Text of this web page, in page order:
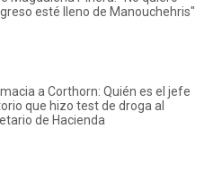
esté lleno de Manouchehris"
a Corthorn: Quién es el jefe
que hizo test de droga al
de Hacienda